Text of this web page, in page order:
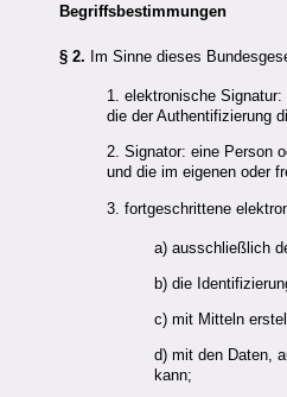
Begriffsbestimmungen
§ 2. Im Sinne dieses
1. elektronische
die der Authentifizierung
2. Signator: eine Person
und die im eigenen oder
3. fortgeschrittene
a) ausschließlich
b) die
c) mit Mitteln
d) mit den Daten,
kann;